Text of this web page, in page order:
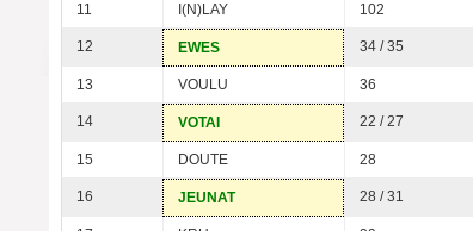
11 I(N)LAY 102
12 EWES 34 / 35
13 VOULU 36
14 VOTAI 22 / 27
15 DOUTE 28
16 JEUNAT 28 / 31